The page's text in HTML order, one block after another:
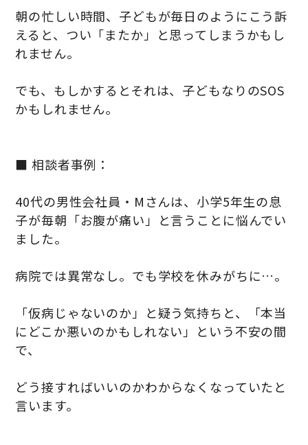
朝の忙しい時間、子どもが毎日のようにこう訴
えると、つい「またか」と思ってしまうかもし
れません。
でも、もしかするとそれは、子どもなりのSOS
かもしれません。
■ 相談者事例：
40代の男性会社員・Mさんは、小学5年生の息
子が毎朝「お腹が痛い」と言うことに悩んでい
ました。
病院では異常なし。でも学校を休みがちに…。
「仮病じゃないのか」と疑う気持ちと、「本当
にどこか悪いのかもしれない」という不安の間
で、
どう接すればいいのかわからなくなっていたと
言います。